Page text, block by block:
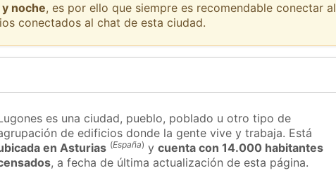
noche, es por ello que siempre es recomendable conectar al
conectados al chat de esta ciudad.
es una ciudad, pueblo, poblado u otro tipo de
de edificios donde la gente vive y trabaja. Está
en Asturias (España) ycuenta con 14.000 habitantes
, a fecha de última actualización de esta página.